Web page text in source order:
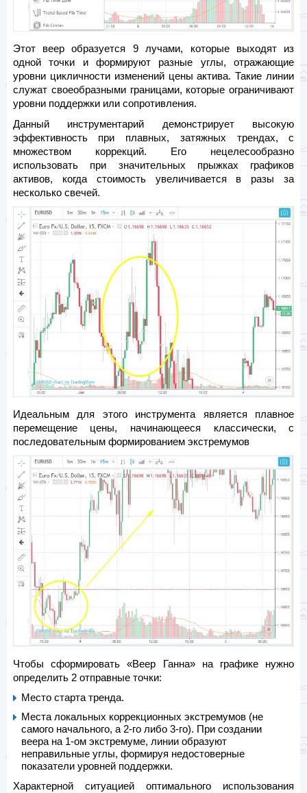
Этот веер образуется 9 лучами, которые выходят из
одной точки и формируют разные углы, отражающие
уровни цикличности изменений цены актива. Такие линии
служат своеобразными границами, которые ограничивают
уровни поддержки или сопротивления.
Данный инструментарий демонстрирует высокую
эффективность при плавных, затяжных трендах, с
множеством коррекций. Его нецелесообразно
использовать при значительных прыжках графиков
активов, когда стоимость увеличивается в разы за
несколько свечей.
Идеальным для этого инструмента является плавное
перемещение цены, начинающееся классически, с
последовательным формированием экстремумов
Чтобы сформировать «Веер Ганна» на графике нужно
определить 2 отправные точки:
Место старта тренда.
Места локальных коррекционных экстремумов (не
самого начального, а 2-го либо 3-го). При создании
веера на 1-ом экстремуме, линии образуют
неправильные углы, формируя недостоверные
показатели уровней поддержки.
Характерной ситуацией оптимального использования